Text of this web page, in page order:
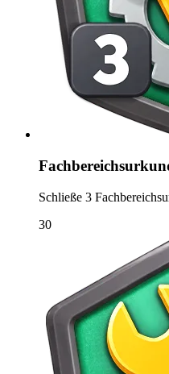
Schließe 3
30